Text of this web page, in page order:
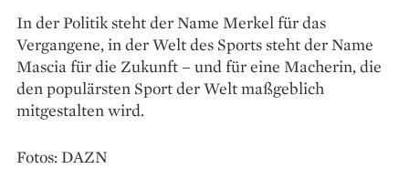
In der Politik steht der Name Merkel für das
Vergangene, in der Welt des Sports steht der Name
Mascia für die Zukunft – und für eine Macherin, die
den populärsten Sport der Welt maßgeblich
mitgestalten wird.
Fotos: DAZN